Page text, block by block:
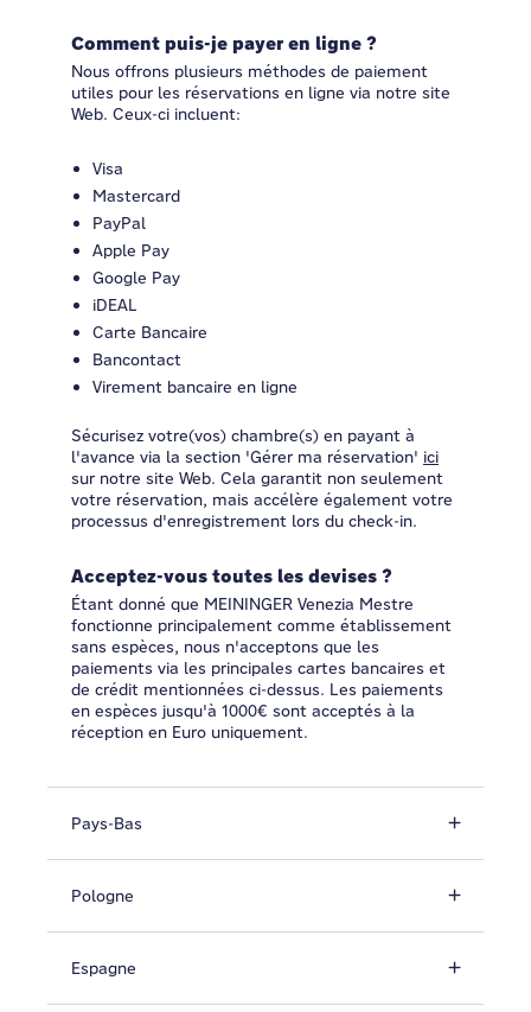
Comment puis-je payer en ligne ?
Nous offrons plusieurs méthodes de paiement
utiles pour les réservations en ligne via notre site
Web. Ceux-ci incluent:
Visa
Mastercard
PayPal
Apple Pay
Google Pay
iDEAL
Carte Bancaire
Bancontact
Virement bancaire en ligne
Sécurisez votre(vos) chambre(s) en payant à
l'avance via la section 'Gérer ma réservation' ici
sur notre site Web. Cela garantit non seulement
votre réservation, mais accélère également votre
processus d'enregistrement lors du check-in.
Acceptez-vous toutes les devises ?
Étant donné que MEININGER Venezia Mestre
fonctionne principalement comme établissement
sans espèces, nous n'acceptons que les
paiements via les principales cartes bancaires et
de crédit mentionnées ci-dessus. Les paiements
en espèces jusqu'à 1000€ sont acceptés à la
réception en Euro uniquement.
Pays-Bas
Pologne
Espagne